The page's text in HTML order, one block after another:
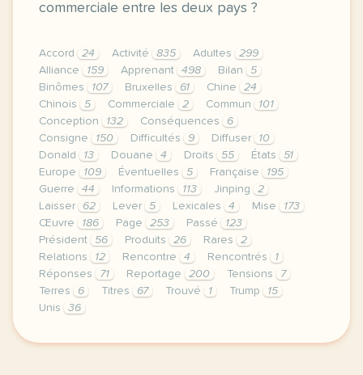
commerciale entre les deux pays ?
Accord 24 Activité 835 Adultes
299
Alliance
159 Apprenant 498 Bilan
5
Binômes
107 Bruxelles 61 Chine
24
Chinois
5 Commerciale 2 Commun
101
Conception
132 Conséquences
6
Consigne
150 Difficultés 9 Diffuser
10
Donald
13 Douane 4 Droits 55 États
51
Europe
109 Éventuelles 5 Française
195
Guerre
44 Informations 113 Jinping
2
Laisser
62 Lever 5 Lexicales 4 Mise
173
Œuvre
186 Page 253 Passé
123
Président
56 Produits 26 Rares
2
Relations
12 Rencontre 4 Rencontrés
1
Réponses
71 Reportage 200 Tensions
7
Terres
6 Titres 67 Trouvé 1 Trump
15
Unis
36
continuer sans accepter le respect de votre vie